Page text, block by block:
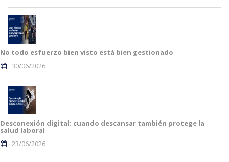
No todo esfuerzo bien visto está bien gestionado
30/06/2026
Desconexión digital: cuando descansar también protege la
salud laboral
23/06/2026